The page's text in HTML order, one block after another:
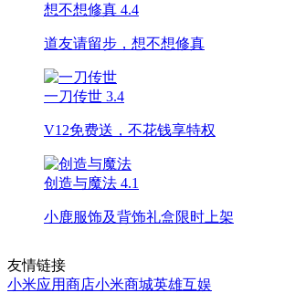
想不想修真 4.4
道友请留步，想不想修真
一刀传世 3.4
V12免费送，不花钱享特权
创造与魔法 4.1
小鹿服饰及背饰礼盒限时上架
友情链接
小米应用商店小米商城英雄互娱